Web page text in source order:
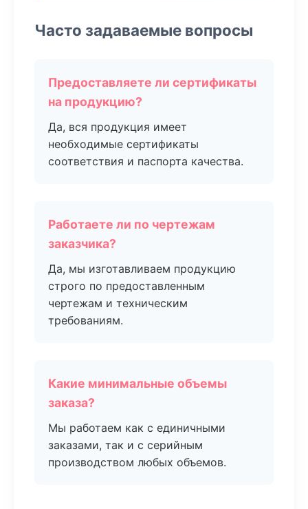
Часто задаваемые вопросы
Предоставляете ли сертификаты
на продукцию?
Да, вся продукция имеет
необходимые сертификаты
соответствия и паспорта качества.
Работаете ли по чертежам
заказчика?
Да, мы изготавливаем продукцию
строго по предоставленным
чертежам и техническим
требованиям.
Какие минимальные объемы
заказа?
Мы работаем как с единичными
заказами, так и с серийным
производством любых объемов.